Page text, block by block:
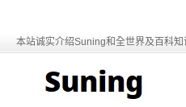
本站诚实介绍Suning和全世界及百科